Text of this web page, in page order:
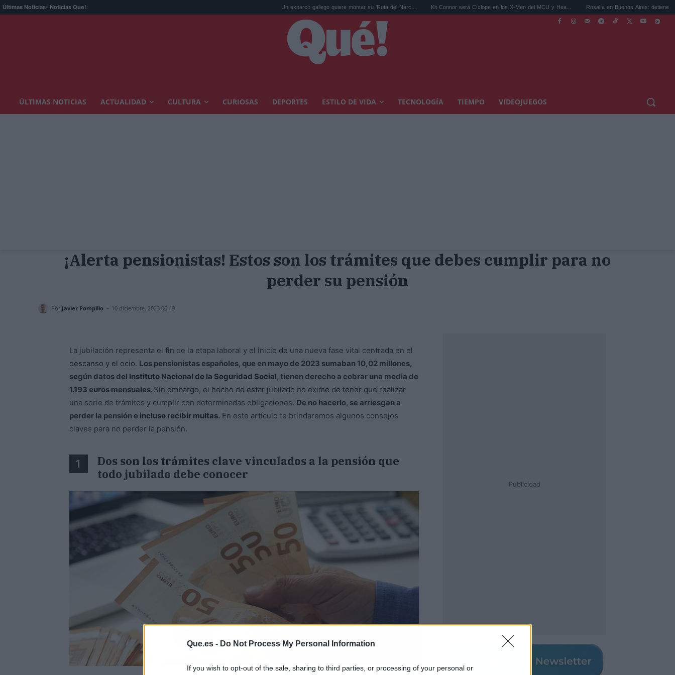
Que.es - Do Not Process My Personal Information
If you wish to opt-out of the sale, sharing to third parties, or processing of your personal or
Últimas Noticias- Noticias Que!: Un exnarco gallego quiere montar su 'Ruta del Narc... Kit Connor será Cíclope en los X-Men del MCU y Hea... Rosalía en Buenos Aires: detiene el tráfico y
ÚLTIMAS NOTICIAS ACTUALIDAD CULTURA CURIOSAS DEPORTES ESTILO DE VIDA TECNOLOGÍA TIEMPO VIDEOJUEGOS
¡Alerta pensionistas! Estos son los trámites que debes cumplir para no
perder su pensión
Por Javier Pompilio - 10 diciembre, 2023 06:49
La jubilación representa el fin de la etapa laboral y el inicio de una nueva fase vital centrada en el
descanso y el ocio. Los pensionistas españoles, que en mayo de 2023 sumaban 10,02 millones,
según datos del Instituto Nacional de la Seguridad Social, tienen derecho a cobrar una media de
1.193 euros mensuales. Sin embargo, el hecho de estar jubilado no exime de tener que realizar
una serie de trámites y cumplir con determinadas obligaciones. De no hacerlo, se arriesgan a
perder la pensión e incluso recibir multas. En este artículo te brindaremos algunos consejos
claves para no perder la pensión.
1
Dos son los trámites clave vinculados a la pensión que
todo jubilado debe conocer
Publicidad